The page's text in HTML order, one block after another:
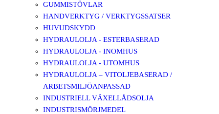
GUMMISTÖVLAR
HANDVERKTYG / VERKTYGSSATSER
HUVUDSKYDD
HYDRAULOLJA - ESTERBASERAD
HYDRAULOLJA - INOMHUS
HYDRAULOLJA - UTOMHUS
HYDRAULOLJA – VITOLJEBASERAD /
ARBETSMILJÖANPASSAD
INDUSTRIELL VÄXELLÅDSOLJA
INDUSTRISMÖRJMEDEL